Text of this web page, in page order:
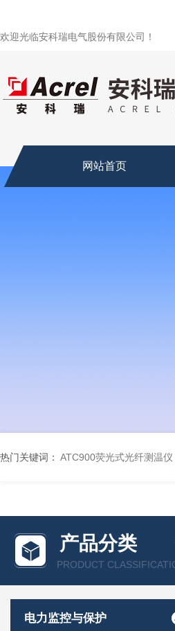
欢迎光临安科瑞电气股份有限公司！
网站首页
热门关键词： ATC900荧光式光纤测温仪
产品分类
PRODUCT
电力监控与保护